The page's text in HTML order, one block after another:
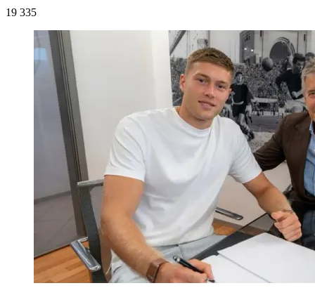
19 335